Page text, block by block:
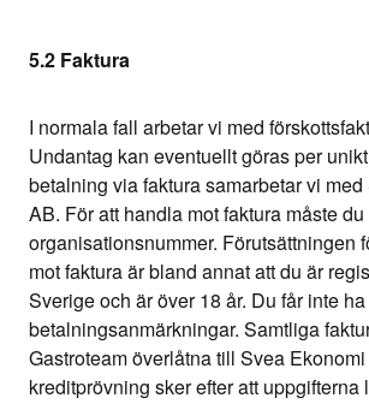
5.2 Faktura
I normala fall arbetar vi med
Undantag kan eventuellt göras per
betalning via faktura samarbetar vi
AB. För att handla mot faktura måste
organisationsnummer. Förutsättningen
mot faktura är bland annat att du är
Sverige och är över 18 år. Du får inte
betalningsanmärkningar. Samtliga
Gastroteam överlåtna till Svea
kreditprövning sker efter att uppgifterna